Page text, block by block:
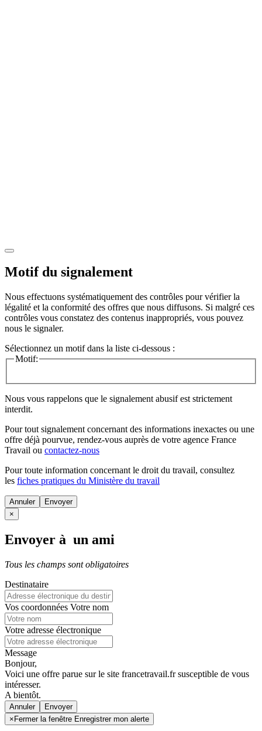
Motif du signalement
Nous effectuons systématiquement des contrôles pour vérifier la
légalité et la conformité des offres que nous diffusons. Si malgré ces
contrôles vous constatez des contenus inappropriés, vous pouvez
nous le signaler.
Sélectionnez un motif dans la liste ci-dessous :
Motif:
Nous vous rappelons que le signalement abusif est strictement
interdit.
Pour tout signalement concernant des informations inexactes ou une
offre déjà pourvue, rendez-vous auprès de votre agence France
Travail ou contactez-nous
Pour toute information concernant le droit du travail, consultez
les fiches pratiques du Ministère du travail
Annuler
×
Envoyer à un ami
Tous les champs sont obligatoires
Destinataire
Vos coordonnées Votre nom
Votre adresse électronique
Message
Bonjour,
Voici une offre parue sur le site francetravail.fr susceptible de vous
intéresser.
A bientôt.
Annuler
× Fermer la fenêtre Enregistrer mon alerte